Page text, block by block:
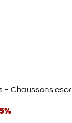
- Chaussons